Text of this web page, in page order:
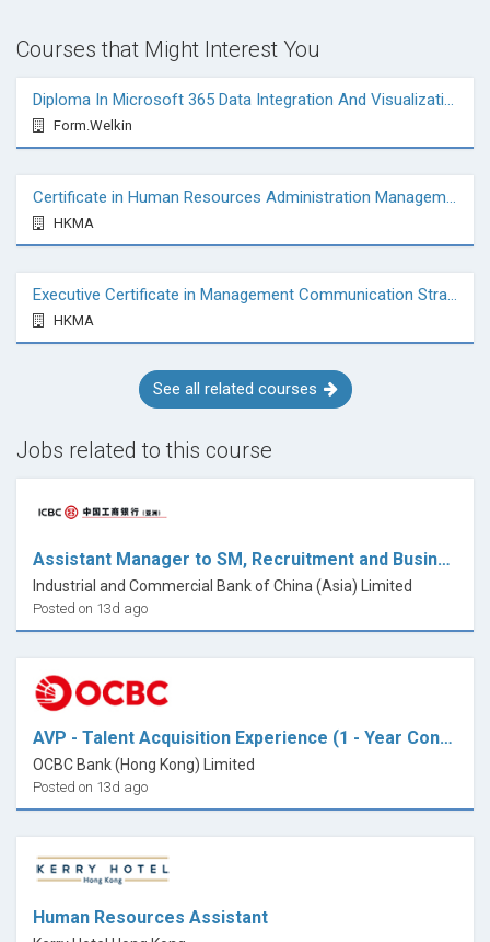
Courses that Might Interest You
Diploma In Microsoft 365 Data Integration And Visualization
Form.Welkin
Certificate in Human Resources Administration Management
HKMA
Executive Certificate in Management Communication Strategy and Skills
HKMA
See all related courses
Jobs related to this course
Assistant Manager to SM, Recruitment and Business Partner, Human Resources
Industrial and Commercial Bank of China (Asia) Limited
Posted on 13d ago
AVP - Talent Acquisition Experience (1 - Year Contract)
OCBC Bank (Hong Kong) Limited
Posted on 13d ago
Human Resources Assistant